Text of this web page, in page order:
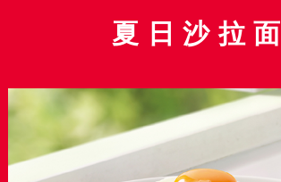
夏日沙拉面